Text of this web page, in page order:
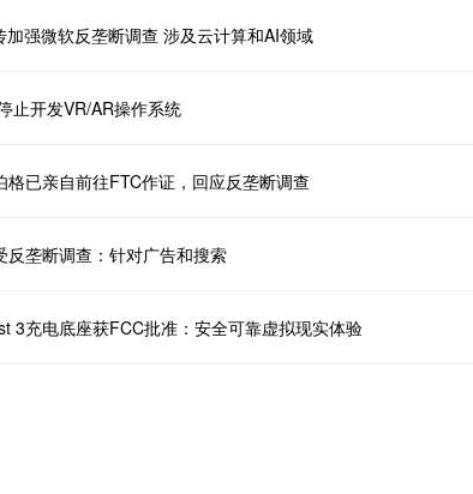
加强微软反垄断调查 涉及云计算和AI领域
止开发VR/AR操作系统
格已亲自前往FTC作证，回应反垄断调查
反垄断调查：针对广告和搜索
3充电底座获FCC批准：安全可靠虚拟现实体验